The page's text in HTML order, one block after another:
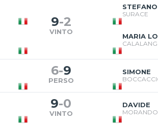
9-2
VINTO
STEFANO
SURACE
MARIA
CALALANG
6-9
PERSO
SIMONE
9-0
VINTO
DAVIDE
MORANDO